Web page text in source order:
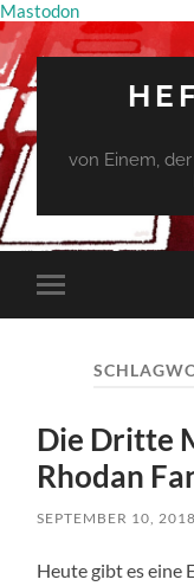
Mastodon
von Einem,
Mobile-
Menü
Die Dritte
Rhodan
SEPTEMBER 10, 2018
Heute gibt es eine